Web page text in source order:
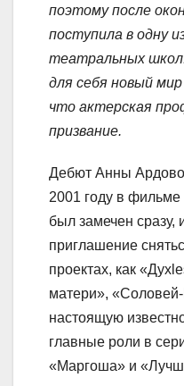
поэтому после
поступила в одну
театральных
для себя новый
что актерская
призвание.
Дебют Анны
2001 году в фильме
был замечен сразу,
приглашение
проектах, как
матери»,
настоящую
главные роли в
«Маргоша» и